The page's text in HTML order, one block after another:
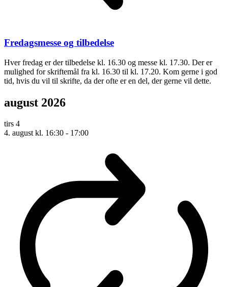
Fredagsmesse og tilbedelse
Hver fredag er der tilbedelse kl. 16.30 og messe kl. 17.30. Der er
mulighed for skriftemål fra kl. 16.30 til kl. 17.20. Kom gerne i god
tid, hvis du vil til skrifte, da der ofte er en del, der gerne vil dette.
august 2026
tirs 4
4. august kl. 16:30 - 17:00